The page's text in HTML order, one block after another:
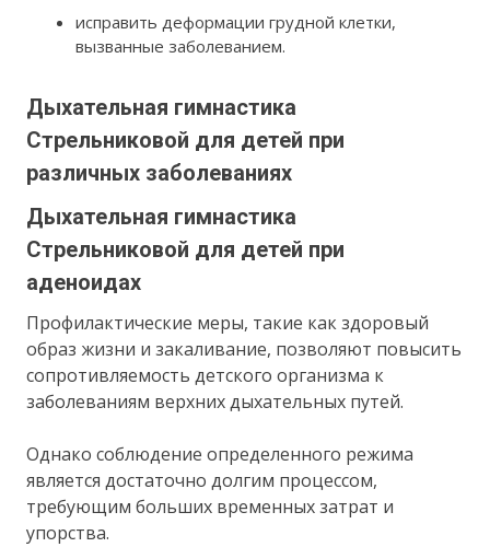
исправить деформации грудной клетки,
вызванные заболеванием.
Дыхательная гимнастика
Стрельниковой для детей при
различных заболеваниях
Дыхательная гимнастика
Стрельниковой для детей при
аденоидах
Профилактические меры, такие как здоровый
образ жизни и закаливание, позволяют повысить
сопротивляемость детского организма к
заболеваниям верхних дыхательных путей.
Однако соблюдение определенного режима
является достаточно долгим процессом,
требующим больших временных затрат и
упорства.